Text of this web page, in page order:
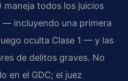
maneja todos los juicios
incluyendo una primera
oculta Clase 1 — y las
de delitos graves. No
en el GDC; el juez